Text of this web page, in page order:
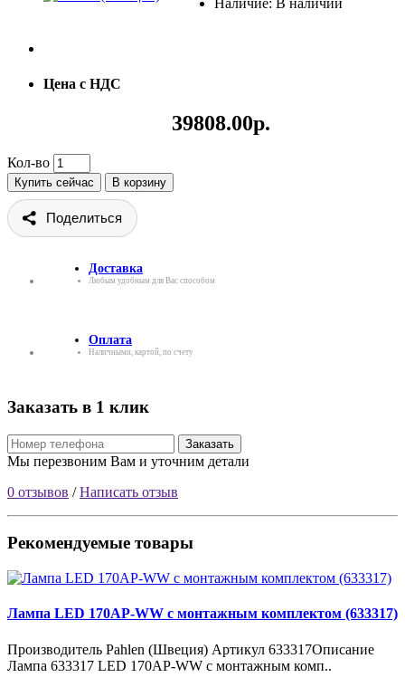
Цена с НДС
39808.00р.
Кол-во
Купить сейчас В корзину
Поделиться
Доставка
Любым удобным для Вас способом
Оплата
Наличными, картой, по счету
Заказать в 1 клик
Заказать
Мы перезвоним Вам и уточним детали
0 отзывов /Написать отзыв
Рекомендуемые товары
Лампа LED 170AP-WW с монтажным комплектом (633317)
Производитель Pahlen (Швеция) Артикул 633317Описание
Лампа 633317 LED 170AP-WW с монтажным комп..